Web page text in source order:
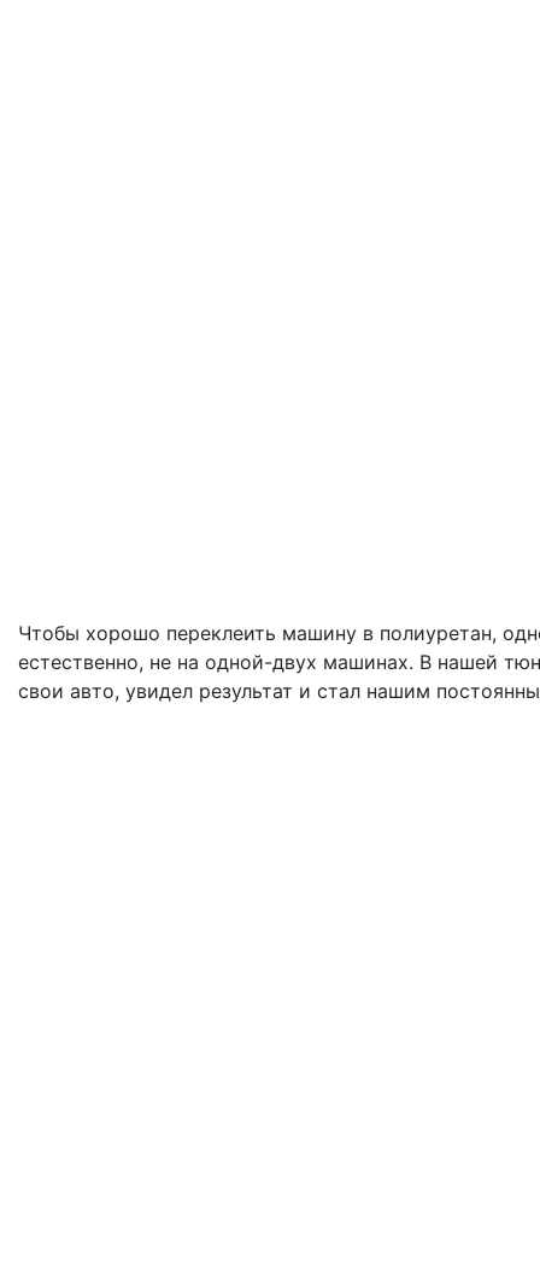
Чтобы хорошо переклеить машину в полиуретан,
естественно, не на одной-двух машинах. В нашей
свои авто, увидел результат и стал нашим